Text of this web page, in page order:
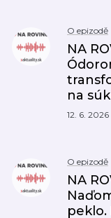
O epizodě
NA
na
12. 6. 2026
O epizodě
NA
peklo.